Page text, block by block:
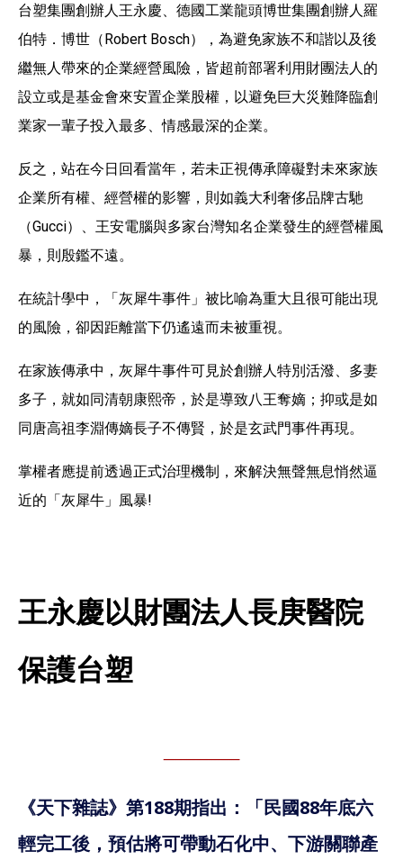
台塑集團創辦人王永慶、德國工業龍頭博世集團創辦人羅
伯特．博世（Robert Bosch），為避免家族不和諧以及後
繼無人帶來的企業經營風險，皆超前部署利用財團法人的
設立或是基金會來安置企業股權，以避免巨大災難降臨創
業家一輩子投入最多、情感最深的企業。
反之，站在今日回看當年，若未正視傳承障礙對未來家族
企業所有權、經營權的影響，則如義大利奢侈品牌古馳
（Gucci）、王安電腦與多家台灣知名企業發生的經營權風
暴，則殷鑑不遠。
在統計學中，「灰犀牛事件」被比喻為重大且很可能出現
的風險，卻因距離當下仍遙遠而未被重視。
在家族傳承中，灰犀牛事件可見於創辦人特別活潑、多妻
多子，就如同清朝康熙帝，於是導致八王奪嫡；抑或是如
同唐高祖李淵傳嫡長子不傳賢，於是玄武門事件再現。
掌權者應提前透過正式治理機制，來解決無聲無息悄然逼
近的「灰犀牛」風暴!
王永慶以財團法人長庚醫院
保護台塑
《天下雜誌》第188期指出：「民國88年底六
輕完工後，預估將可帶動石化中、下游關聯產